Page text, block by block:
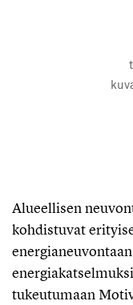
Alueellisen
kohdistuvat
tukeutumaan